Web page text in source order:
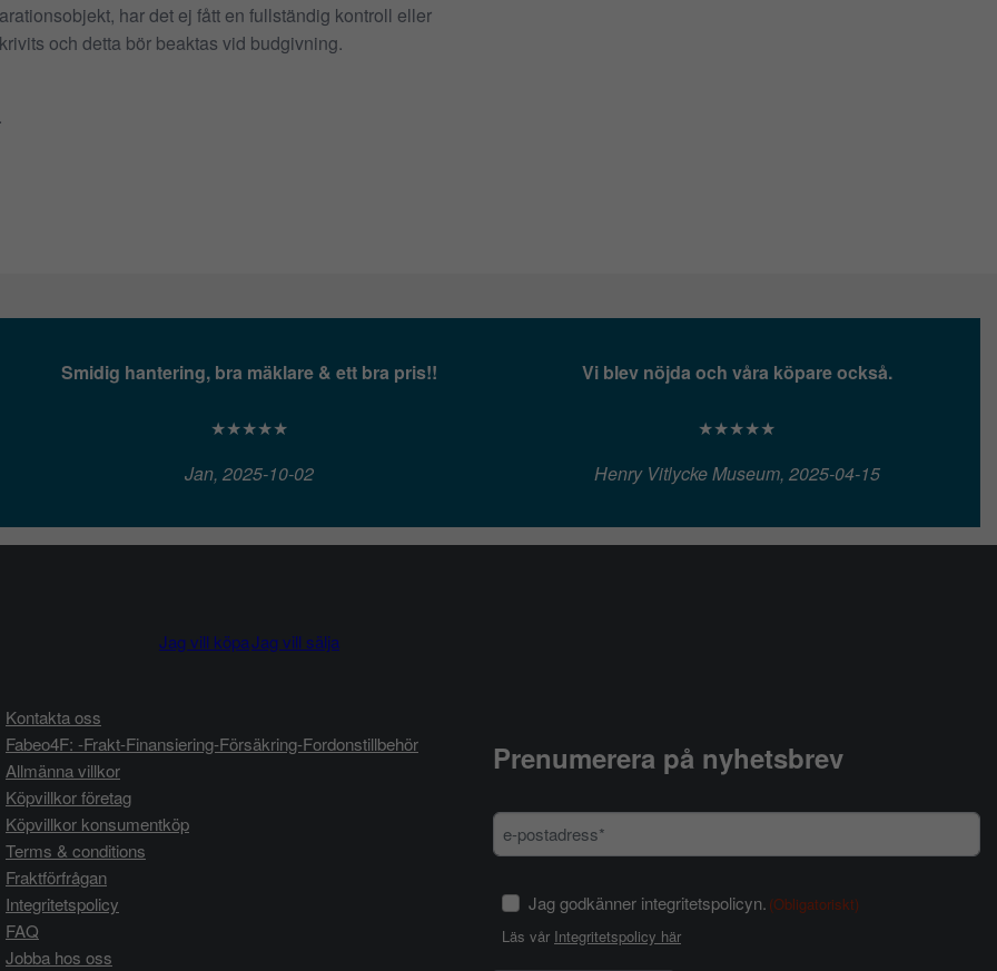
har det ej fått en fullständig kontroll eller
och detta bör beaktas vid budgivning.
Smidig hantering, bra mäklare & ett bra pris!!
★★★★★
Jan, 2025-10-02
Vi blev nöjda och våra köpare också.
★★★★★
Henry Vitlycke Museum, 2025-04-15
Jag vill köpaJag vill sälja
Kontakta oss
Fabeo4F: -Frakt-Finansiering-Försäkring-Fordonstillbehör
Allmänna villkor
Köpvillkor företag
Köpvillkor konsumentköp
Terms & conditions
Fraktförfrågan
Integritetspolicy
FAQ
Jobba hos oss
Prenumerera på nyhetsbrev
Jag godkänner integritetspolicyn. (Obligatoriskt)
Läs vår Integritetspolicy här